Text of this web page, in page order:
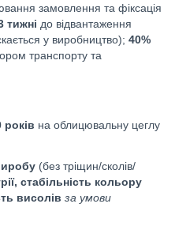
замовлення та фіксація
тижні до відвантаження
у виробництво); 40%
транспорту та
років на облицювальну цеглу
(без тріщин/сколів/
стабільність кольору
висолів за умови